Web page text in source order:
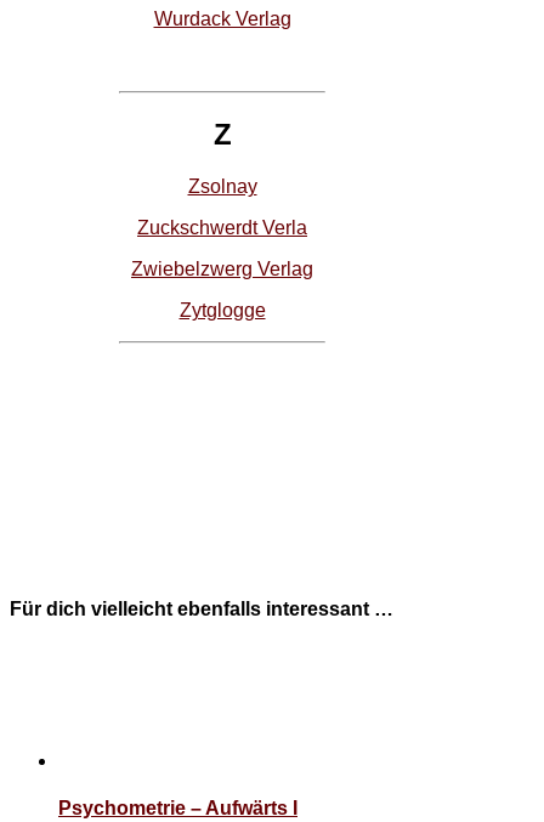
Wurdack Verlag
Z
Zsolnay
Zuckschwerdt Verla
Zwiebelzwerg Verlag
Zytglogge
Für dich vielleicht ebenfalls interessant …
Psychometrie – Aufwärts I